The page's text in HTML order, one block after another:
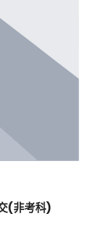
(非考科)